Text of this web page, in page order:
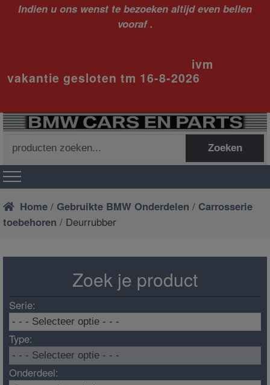
Indien u ons wenst te bezoeken altijd even bellen
vooraf .
ivm
vakantie gesloten tm 16-8-2026
naar:
Zoeken
Home / Gebruikte BMW Onderdelen / Carrosserie
toebehoren / Deurrubber
Zoek je product
Serie:
Type:
Onderdeel: